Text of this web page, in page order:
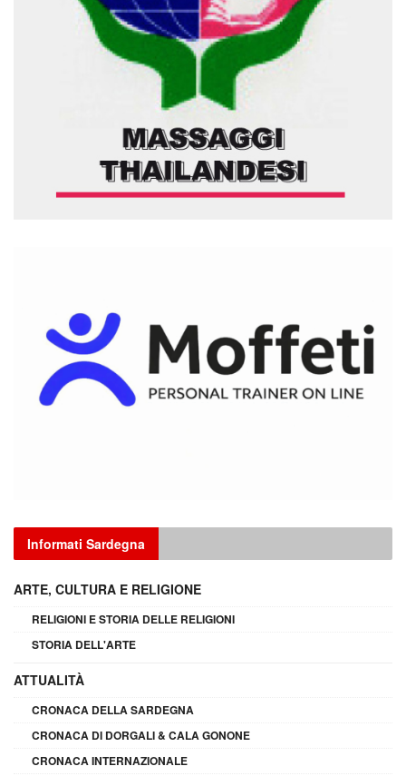
Informati Sardegna
ARTE, CULTURA E RELIGIONE
RELIGIONI E STORIA DELLE RELIGIONI
STORIA DELL'ARTE
ATTUALITÀ
CRONACA DELLA SARDEGNA
CRONACA DI DORGALI & CALA GONONE
CRONACA INTERNAZIONALE